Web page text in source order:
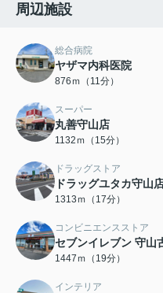
周辺施設
総合病院
ヤザマ内科医院
876ｍ（11分）
スーパー
丸善守山店
1132ｍ（15分）
ドラッグストア
ドラッグユタカ守山
1313ｍ（17分）
コンビニエンスストア
セブンイレブン 守山
1447ｍ（19分）
インテリア